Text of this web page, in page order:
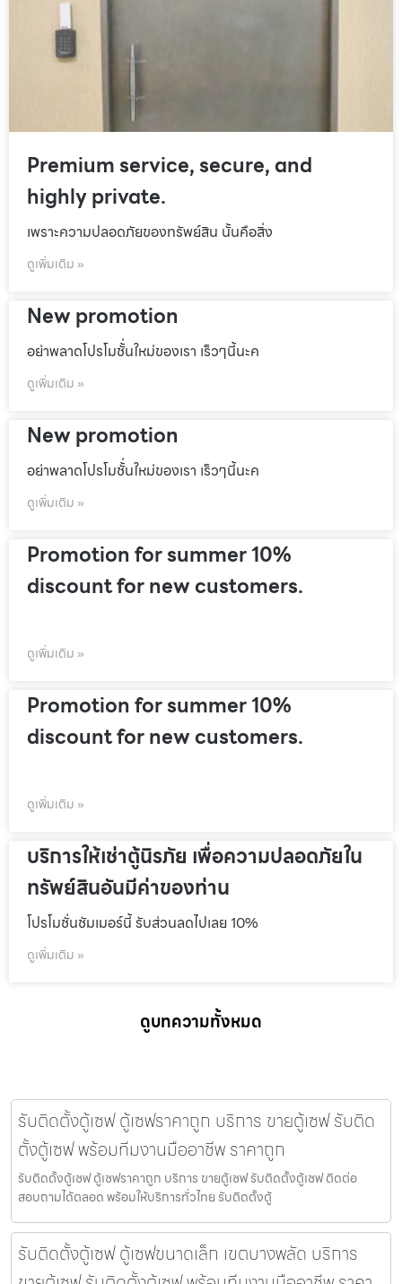
Premium service, secure, and
highly private.
เพราะความปลอดภัยของทรัพย์สิน นั้นคือสิ่ง
ดูเพิ่มเติม »
New promotion
อย่าพลาดโปรโมชั้่นใหม่ของเรา เร็วๆนี้นะค
ดูเพิ่มเติม »
New promotion
อย่าพลาดโปรโมชั้่นใหม่ของเรา เร็วๆนี้นะค
ดูเพิ่มเติม »
Promotion for summer 10%
discount for new customers.
ดูเพิ่มเติม »
Promotion for summer 10%
discount for new customers.
ดูเพิ่มเติม »
บริการให้เช่าตู้นิรภัย เพื่อความปลอดภัยใน
ทรัพย์สินอันมีค่าของท่าน
โปรโมชั่นชัมเมอร์นี้ รับส่วนลดไปเลย 10%
ดูเพิ่มเติม »
ดูบทความทั้งหมด
รับติดตั้งตู้เซฟ ตู้เซฟราคาถูก บริการ ขายตู้เซฟ รับติด
ตั้งตู้เซฟ พร้อมทีมงานมืออาชีพ ราคาถูก
รับติดตั้งตู้เซฟ ตู้เซฟราคาถูก บริการ ขายตู้เซฟ รับติดตั้งตู้เซฟ ติดต่อ
สอบถามได้ตลอด พร้อมให้บริการทั่วไทย รับติดตั้งตู้
รับติดตั้งตู้เซฟ ตู้เซฟขนาดเล็ก เขตบางพลัด บริการ